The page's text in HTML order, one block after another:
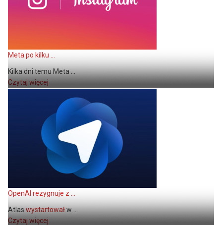
Meta po kilku ...
Kilka dni temu Meta ...
Czytaj więcej
OpenAI rezygnuje z ...
Atlaswystartowałw ...
Czytaj więcej